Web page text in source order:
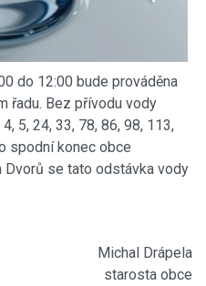
do 12:00 bude prováděna
řadu. Bez přívodu vody
5, 24, 33, 78, 86, 98, 113,
spodní konec obce
Dvorů se tato odstávka vody
Michal Drápela
starosta obce